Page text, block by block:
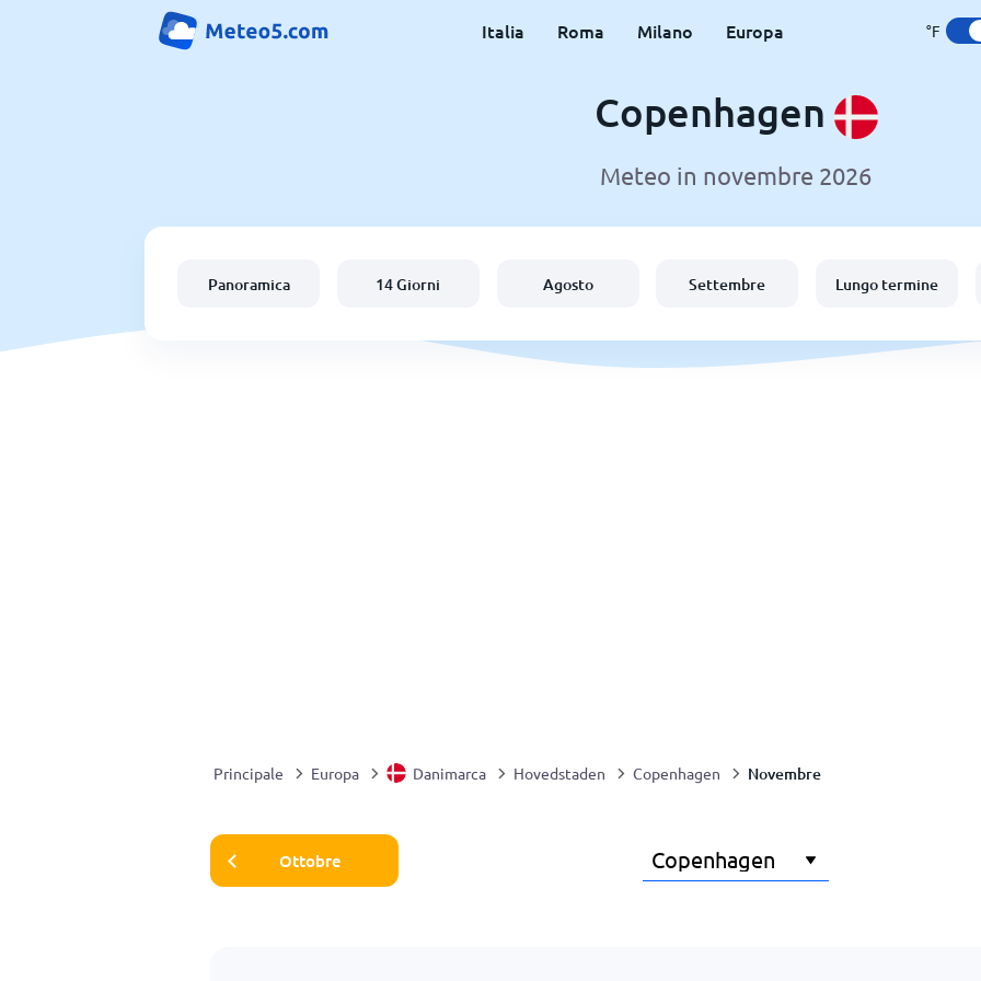
Italia Roma Milano Europa °F
Copenhagen
Meteo in novembre 2026
Panoramica 14 Giorni Agosto Settembre Lungo termine
Principale Europa Danimarca Hovedstaden Copenhagen Novembre
Ottobre